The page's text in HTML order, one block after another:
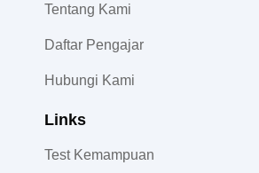
Tentang Kami
Daftar Pengajar
Hubungi Kami
Links
Test Kemampuan